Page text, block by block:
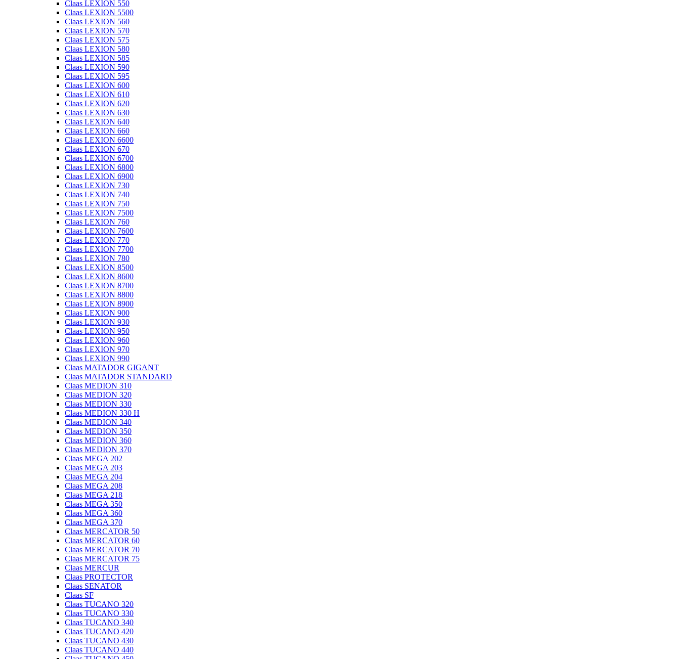
Claas LEXION 550
Claas LEXION 5500
Claas LEXION 560
Claas LEXION 570
Claas LEXION 575
Claas LEXION 580
Claas LEXION 585
Claas LEXION 590
Claas LEXION 595
Claas LEXION 600
Claas LEXION 610
Claas LEXION 620
Claas LEXION 630
Claas LEXION 640
Claas LEXION 660
Claas LEXION 6600
Claas LEXION 670
Claas LEXION 6700
Claas LEXION 6800
Claas LEXION 6900
Claas LEXION 730
Claas LEXION 740
Claas LEXION 750
Claas LEXION 7500
Claas LEXION 760
Claas LEXION 7600
Claas LEXION 770
Claas LEXION 7700
Claas LEXION 780
Claas LEXION 8500
Claas LEXION 8600
Claas LEXION 8700
Claas LEXION 8800
Claas LEXION 8900
Claas LEXION 900
Claas LEXION 930
Claas LEXION 950
Claas LEXION 960
Claas LEXION 970
Claas LEXION 990
Claas MATADOR GIGANT
Claas MATADOR STANDARD
Claas MEDION 310
Claas MEDION 320
Claas MEDION 330
Claas MEDION 330 H
Claas MEDION 340
Claas MEDION 350
Claas MEDION 360
Claas MEDION 370
Claas MEGA 202
Claas MEGA 203
Claas MEGA 204
Claas MEGA 208
Claas MEGA 218
Claas MEGA 350
Claas MEGA 360
Claas MEGA 370
Claas MERCATOR 50
Claas MERCATOR 60
Claas MERCATOR 70
Claas MERCATOR 75
Claas MERCUR
Claas PROTECTOR
Claas SENATOR
Claas SF
Claas TUCANO 320
Claas TUCANO 330
Claas TUCANO 340
Claas TUCANO 420
Claas TUCANO 430
Claas TUCANO 440